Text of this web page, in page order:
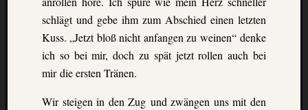
schlägt und gebe ihm zum Abschied einen letzten
Kuss. „Jetzt bloß nicht anfangen zu weinen“ denke
ich so bei mir, doch zu spät jetztrollen auch bei
mir die ersten Tränen.
Wir steigen in den Zug und zwängen uns mit den